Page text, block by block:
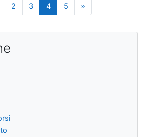
precedente
Pagina 1
2Pagina 2
3Pagina 3
4Pagina 4
5Pagina 5
»Pagina